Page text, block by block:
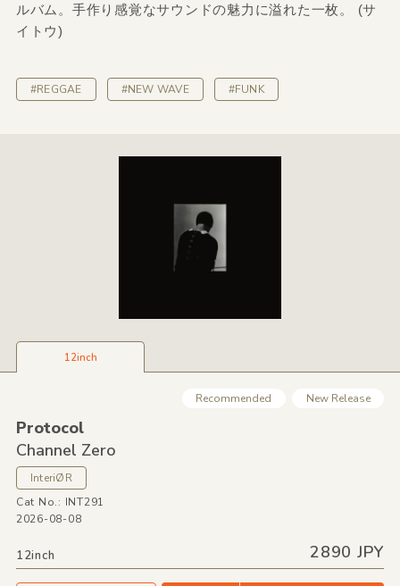
ルバム。手作り感覚なサウンドの魅力に溢れた一枚。 (サ
イトウ)
#REGGAE #NEW WAVE #FUNK
12inch
Recommended New Release
Protocol
Channel Zero
InteriØR
Cat No.: INT291
2026-08-08
12inch 2890 JPY